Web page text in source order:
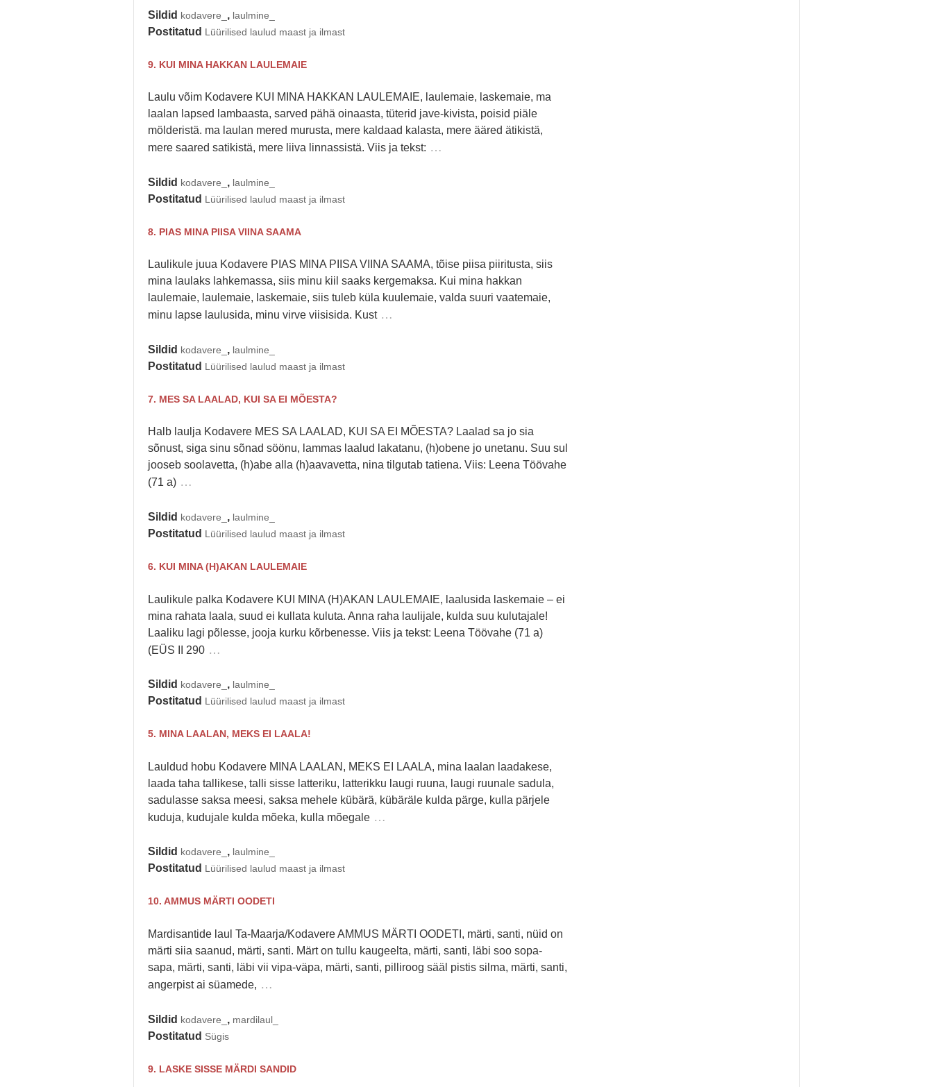
Sildid kodavere_ , laulmine_
Postitatud Lüürilised laulud maast ja ilmast
9. KUI MINA HAKKAN LAULEMAIE
Laulu võim Kodavere KUI MINA HAKKAN LAULEMAIE, laulemaie, laskemaie, ma
laalan lapsed lambaasta, sarved pähä oinaasta, tüterid jave-kivista, poisid piäle
mölderistä. ma laulan mered murusta, mere kaldaad kalasta, mere ääred ätikistä,
mere saared satikistä, mere liiva linnassistä. Viis ja tekst: …
Sildid kodavere_ , laulmine_
Postitatud Lüürilised laulud maast ja ilmast
8. PIAS MINA PIISA VIINA SAAMA
Laulikule juua Kodavere PIAS MINA PIISA VIINA SAAMA, tõise piisa piiritusta, siis
mina laulaks lahkemassa, siis minu kiil saaks kergemaksa. Kui mina hakkan
laulemaie, laulemaie, laskemaie, siis tuleb küla kuulemaie, valda suuri vaatemaie,
minu lapse laulusida, minu virve viisisida. Kust …
Sildid kodavere_ , laulmine_
Postitatud Lüürilised laulud maast ja ilmast
7. MES SA LAALAD, KUI SA EI MÕESTA?
Halb laulja Kodavere MES SA LAALAD, KUI SA EI MÕESTA? Laalad sa jo sia
sõnust, siga sinu sõnad söönu, lammas laalud lakatanu, (h)obene jo unetanu. Suu sul
jooseb soolavetta, (h)abe alla (h)aavavetta, nina tilgutab tatiena. Viis: Leena Töövahe
(71 a) …
Sildid kodavere_ , laulmine_
Postitatud Lüürilised laulud maast ja ilmast
6. KUI MINA (H)AKAN LAULEMAIE
Laulikule palka Kodavere KUI MINA (H)AKAN LAULEMAIE, laalusida laskemaie – ei
mina rahata laala, suud ei kullata kuluta. Anna raha laulijale, kulda suu kulutajale!
Laaliku lagi põlesse, jooja kurku kõrbenesse. Viis ja tekst: Leena Töövahe (71 a)
(EÜS II 290 …
Sildid kodavere_ , laulmine_
Postitatud Lüürilised laulud maast ja ilmast
5. MINA LAALAN, MEKS EI LAALA!
Lauldud hobu Kodavere MINA LAALAN, MEKS EI LAALA, mina laalan laadakese,
laada taha tallikese, talli sisse latteriku, latterikku laugi ruuna, laugi ruunale sadula,
sadulasse saksa meesi, saksa mehele kübärä, kübäräle kulda pärge, kulla pärjele
kuduja, kudujale kulda mõeka, kulla mõegale …
Sildid kodavere_ , laulmine_
Postitatud Lüürilised laulud maast ja ilmast
10. AMMUS MÄRTI OODETI
Mardisantide laul Ta-Maarja/Kodavere AMMUS MÄRTI OODETI, märti, santi, nüid on
märti siia saanud, märti, santi. Märt on tullu kaugeelta, märti, santi, läbi soo sopa-
sapa, märti, santi, läbi vii vipa-väpa, märti, santi, pilliroog sääl pistis silma, märti, santi,
angerpist ai süamede, …
Sildid kodavere_ , mardilaul_
Postitatud Sügis
9. LASKE SISSE MÄRDI SANDID